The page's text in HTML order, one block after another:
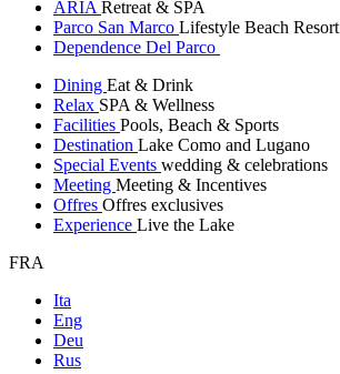
ARIA Retreat & SPA
Parco San Marco Lifestyle Beach Resort
Dependence Del Parco
Dining Eat & Drink
Relax SPA & Wellness
Facilities Pools, Beach & Sports
Destination Lake Como and Lugano
Special Events wedding & celebrations
Meeting Meeting & Incentives
Offres Offres exclusives
Experience Live the Lake
FRA
Ita
Eng
Deu
Rus